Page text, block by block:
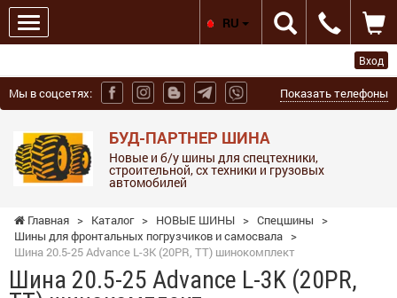
Вход
Мы в соцсетях: Показать телефоны
БУД-ПАРТНЕР ШИНА
Новые и б/у шины для спецтехники,
строительной, сх техники и грузовых
автомобилей
RU
Главная > Каталог > НОВЫЕ ШИНЫ > Спецшины
>
Шины для фронтальных погрузчиков и самосвала >
Шина 20.5-25 Advance L-3K (20PR, TT) шинокомплект
Шина 20.5-25 Advance L-3K (20PR,